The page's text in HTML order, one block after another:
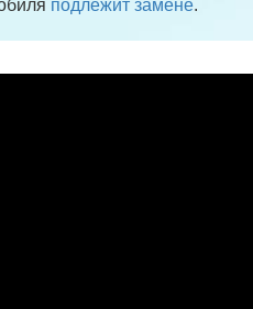
подлежит замене.